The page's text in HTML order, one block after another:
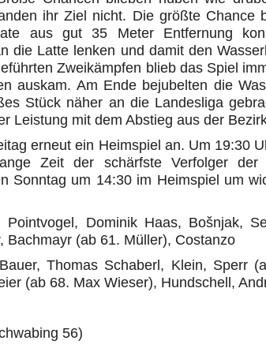
ihr Ziel nicht. Die größte Chance
aus gut 35 Meter Entfernung
die Latte lenken und damit den
Zweikämpfen blieb das Spiel
auskam. Am Ende bejubelten die
Stück näher an die Landesliga
Leistung mit dem Abstieg aus der
erneut ein Heimspiel an. Um 19:30
Zeit der schärfste Verfolger
Sonntag um 14:30 im Heimspiel um
Dominik Haas, Bošnjak,
Bachmayr (ab 61. Müller), Costanzo
Thomas Schaberl, Klein, Sperr
(ab 68. Max Wieser), Hundschell,
56)